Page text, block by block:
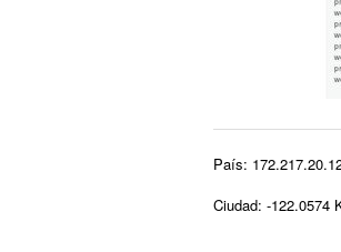
País:
Ciudad: -122.0574